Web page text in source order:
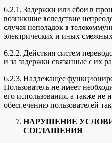
6.2.1. Задержки или сбои в
возникшие вследствие
случая неполадок в
электрических и иных
6.2.2. Действия систем
и за задержки связанные с их
6.2.3. Надлежащее
Пользователь не имеет
его использования, а также не
обеспечению пользователей
НАРУШЕНИЕ
СОГЛАШЕНИЯ